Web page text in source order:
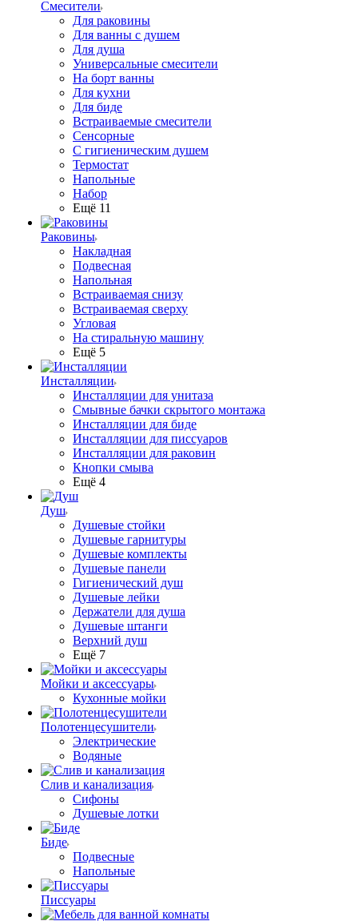
Смесители
Для раковины
Для ванны с душем
Для душа
Универсальные смесители
На борт ванны
Для кухни
Для биде
Встраиваемые смесители
Сенсорные
С гигиеническим душем
Термостат
Напольные
Набор
Ещё 11
Раковины
Накладная
Подвесная
Напольная
Встраиваемая снизу
Встраиваемая сверху
Угловая
На стиральную машину
Ещё 5
Инсталляции
Инсталляции для унитаза
Смывные бачки скрытого монтажа
Инсталляции для биде
Инсталляции для писсуаров
Инсталляции для раковин
Кнопки смыва
Ещё 4
Душ
Душевые стойки
Душевые гарнитуры
Душевые комплекты
Душевые панели
Гигиенический душ
Душевые лейки
Держатели для душа
Душевые штанги
Верхний душ
Ещё 7
Мойки и аксессуары
Кухонные мойки
Полотенцесушители
Электрические
Водяные
Слив и канализация
Сифоны
Душевые лотки
Биде
Подвесные
Напольные
Писсуары